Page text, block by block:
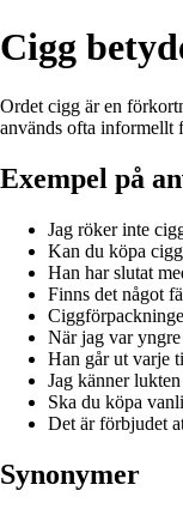
Cigg
Ordet cigg är en
används ofta informellt
Exempel på
Jag röker inte
Kan du köpa
Han har slutat
Finns det något
När jag var
Han går ut varje
Jag känner
Ska du köpa
Det är förbjudet
Synonymer